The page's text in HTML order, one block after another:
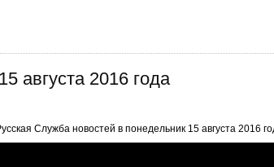
августа 2016 года
Служба новостей в понедельник 15 августа 2016